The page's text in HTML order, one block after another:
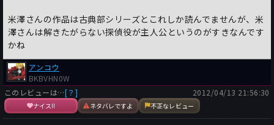
米澤さんの作品は古典部シリーズとこれしか読んでませんが、米
澤さんは解きたがらない探偵役が主人公というのがすきなんです
かね
アンコウ
BKBVHN0W
このレビューは…[？]
ナイス!! ネタバレですよ 不正なレビュー
2012/04/13 21:56:30